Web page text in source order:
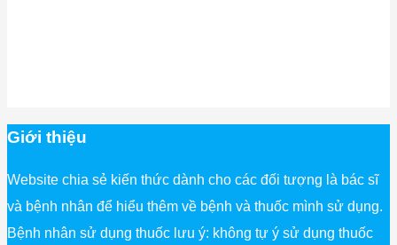
Giới thiệu
Website chia sẻ kiến thức dành cho các đối tượng là bác sĩ
và bệnh nhân để hiểu thêm về bệnh và thuốc mình sử dụng.
Bệnh nhân sử dụng thuốc lưu ý: không tự ý sử dụng thuốc